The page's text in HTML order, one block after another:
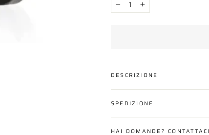
− +
DESCRIZIONE
SPEDIZIONE
HAI DOMANDE? CONTATTACI